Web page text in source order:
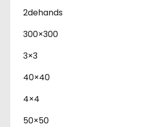
2dehands
300×300
3×3
40×40
4×4
50×50